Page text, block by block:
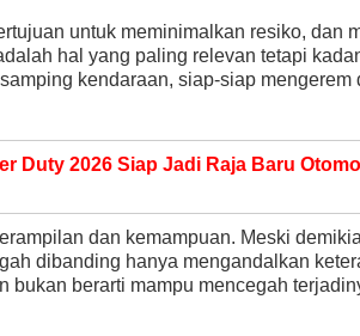
untuk meminimalkan resiko, dan
hal yang paling relevan tetapi
kendaraan, siap-siap mengerem
Duty 2026 Siap Jadi Raja Baru
dan kemampuan. Meski
dibanding hanya mengandalkan
bukan berarti mampu mencegah